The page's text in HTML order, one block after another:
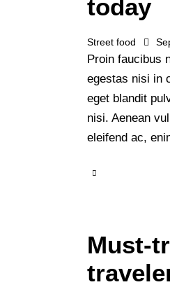
today
Street food
Proin faucibus
egestas nisi in
eget blandit
nisi. Aenean
eleifend ac,
Must-